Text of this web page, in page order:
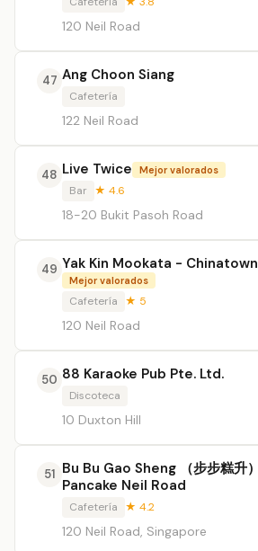
120 Neil Road
47 Ang Choon Siang
Cafetería
122 Neil Road
48 Live Twice Mejor valorados
Bar ★ 4.6
18-20 Bukit Pasoh Road
49 Yak Kin Mookata - Chinatown
Mejor valorados
Cafetería ★ 5
120 Neil Road
50 88 Karaoke Pub Pte. Ltd.
Discoteca
10 Duxton Hill
51 Bu Bu Gao Sheng （步步糕升）
Pancake Neil Road
Cafetería ★ 4.2
120 Neil Road, Singapore